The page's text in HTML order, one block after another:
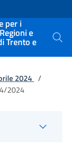
per i
e
Trento e Cerca
2024 /
2024